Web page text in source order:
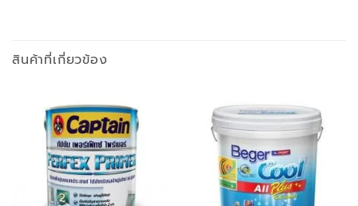
สินค้าที่เกี่ยวข้อง